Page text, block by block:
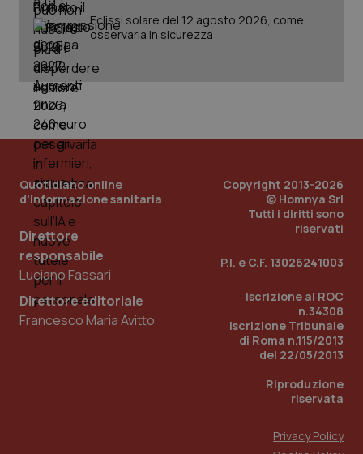
Eclissi solare del 12 agosto 2026, come
osservarla in sicurezza
Quotidiano online
d'informazione sanitaria
Direttore
responsabile
Luciano Fassari
Direttore editoriale
Francesco Maria Avitto
Copyright 2013-2026
© Homnya Srl
Tutti i diritti sono
riservati
P.I. e C.F. 13026241003
Iscrizione al ROC
n.34308
Iscrizione Tribunale
di Roma n.115/2013
del 22/05/2013
Riproduzione
riservata
Privacy Policy
PHPSESSID
1